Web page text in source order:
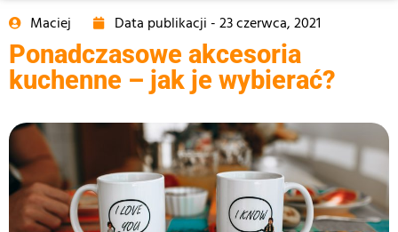
Maciej Data publikacji - 23 czerwca, 2021
Ponadczasowe akcesoria
kuchenne – jak je wybierać?